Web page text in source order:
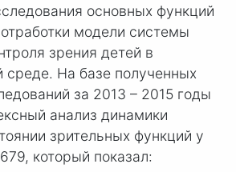
основных функций
модели системы
зрения детей в
среде. На базе полученных
за 2013 – 2015 годы
анализ динамики
зрительных функций у
который показал: